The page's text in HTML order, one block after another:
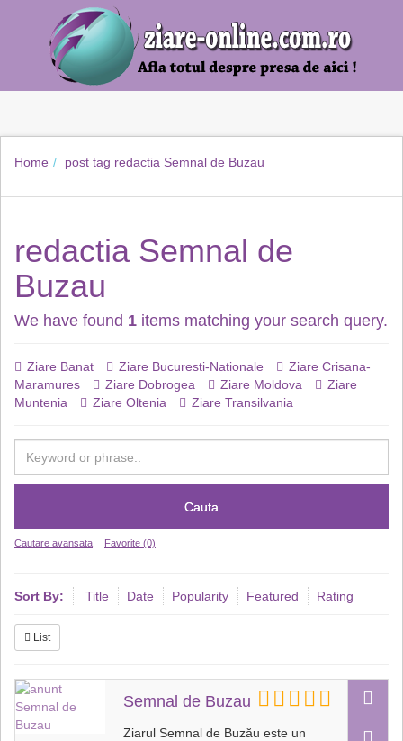
Home post tag redactia Semnal de Buzau
redactia Semnal de
Buzau
We have found 1 items matching your search query.
Ziare Banat Ziare Bucuresti-Nationale
Ziare Crisana-
Maramures
Ziare Dobrogea Ziare Moldova
Ziare
Muntenia
Ziare Oltenia Ziare Transilvania
Cauta
Cautare avansata Favorite (0)
Sort By: Title Date Popularity Featured Rating
List
Semnal de Buzau
Ziarul Semnal de Buzău este un